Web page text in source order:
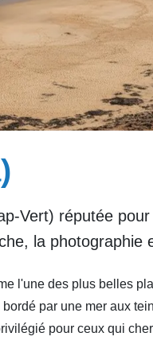
Vert) réputée
la photographie
l'une des plus belles
par une mer aux
pour ceux qui